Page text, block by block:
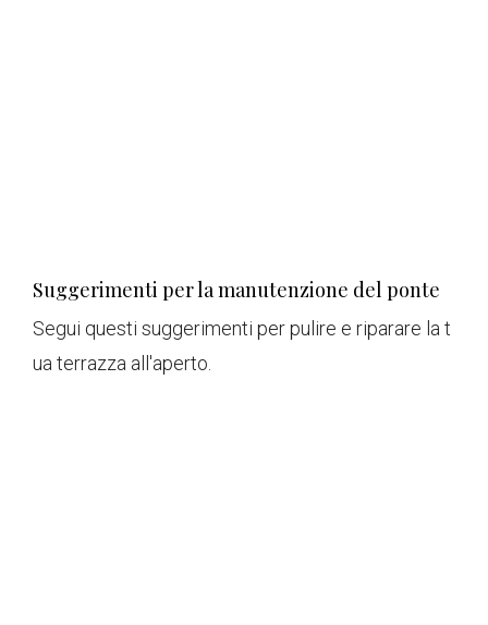
Suggerimenti per la manutenzione del ponte
Segui questi suggerimenti per pulire e riparare la t
ua terrazza all'aperto.